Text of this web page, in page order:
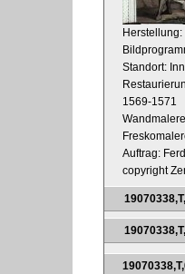
Herstellung:
Standort:
1569-1571
Auftrag:
copyright